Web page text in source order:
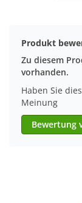
Produkt
Zu diesem
vorhanden.
Haben Sie
Meinung
Bewertung